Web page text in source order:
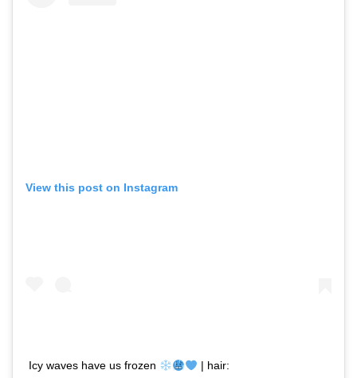
View this post on Instagram
Icy waves have us frozen
| hair: